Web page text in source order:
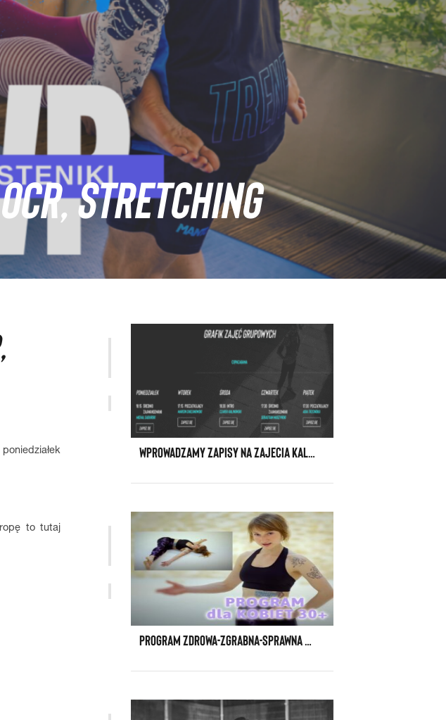
STRETCHING
to tutaj
WPROWADZAMY ZAPISY NA ZAJECIA KALISTENIKI GHETTO WORKOUT
PROGRAM ZDROWA-ZGRABNA-SPRAWNA SPECJALNIE DLA KOBIET PO TRZYDZIESTCE